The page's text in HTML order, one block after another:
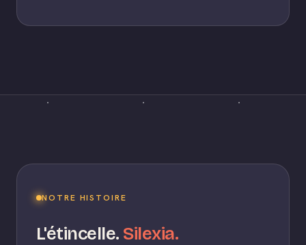
NOTRE HISTOIRE
L'étincelle. Silexia.